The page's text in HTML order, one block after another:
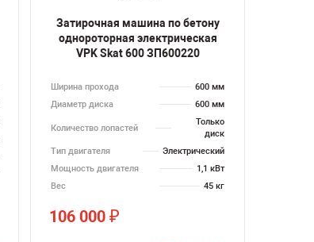
Затирочная машина по бетону
однороторная электрическая
VPK Skat 600 ЗП600220
Ширина прохода
600 мм
Диаметр диска
600 мм
Количество лопастей
Только
диск
Тип двигателя
Электрический
Мощность двигателя
1,1 кВт
Вес
45 кг
106 000₽